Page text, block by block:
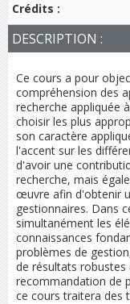
Crédits :
DESCRIPTION :
Ce cours a pour
compréhension des
recherche appliquée
choisir les plus
son caractère
l'accent sur les
d'avoir une
recherche, mais
œuvre afin d'obtenir
gestionnaires. Dans
simultanément les
connaissances
problèmes de
de résultats
recommandation de
ce cours traitera des